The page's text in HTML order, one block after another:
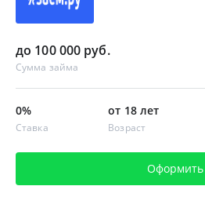
до 100 000 руб.
Сумма займа
0%
Ставка
от 18 лет
Возраст
Оформить